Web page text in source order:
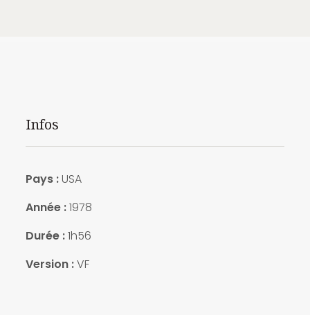
Infos
Pays :USA
Année :1978
Durée :1h56
Version :VF